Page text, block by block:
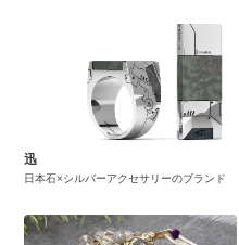
迅
日本石×シルバーアクセサリーのブランド